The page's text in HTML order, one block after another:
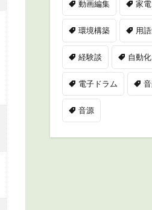
動画編集 家電
環境構築 用
経験談 自動化
電子ドラム
音源